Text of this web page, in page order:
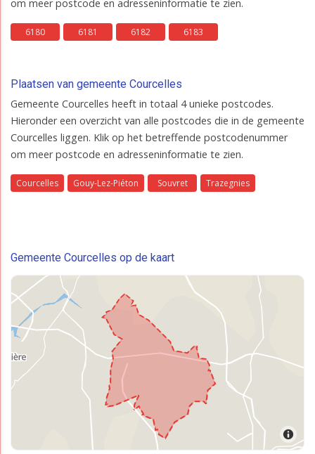
om meer postcode en adresseninformatie te zien.
6180 6181 6182 6183
Plaatsen van gemeente Courcelles
Gemeente Courcelles heeft in totaal 4 unieke postcodes.
Hieronder een overzicht van alle postcodes die in de gemeente
Courcelles liggen. Klik op het betreffende postcodenummer
om meer postcode en adresseninformatie te zien.
Courcelles Gouy-Lez-Piéton Souvret Trazegnies
Gemeente Courcelles op de kaart